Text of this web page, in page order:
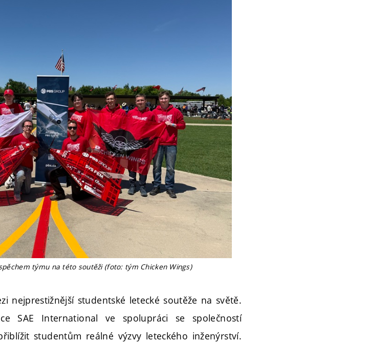
týmu na této soutěži (foto: tým Chicken Wings)
nejprestižnější studentské letecké soutěže na světě.
SAE International ve spolupráci se společností
studentům reálné výzvy leteckého inženýrství.